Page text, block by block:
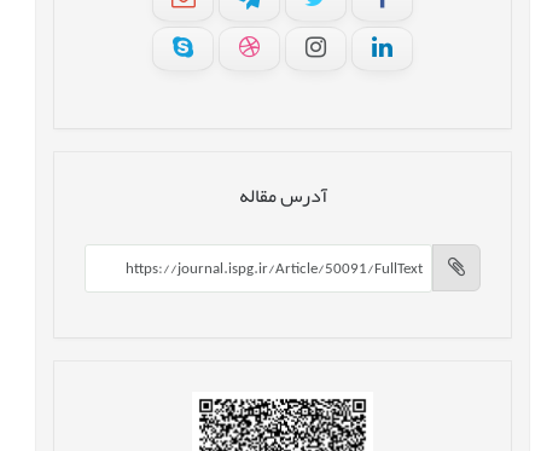
آدرس مقاله